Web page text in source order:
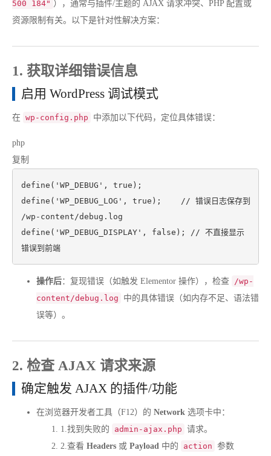
500 184" ），通常与插件/主题的 AJAX 请求冲突、PHP 配置或
资源限制有关。以下是针对性解决方案：
1. 获取详细错误信息
启用 WordPress 调试模式
在 wp-config.php 中添加以下代码，定位具体错误：
php
复制
define ( 'WP_DEBUG' , true
define ( 'WP_DEBUG_LOG' , true );
// 错误日志保存到
/wp-content/debug.log
define ( 'WP_DEBUG_DISPLAY' , false );
// 不直接显示
错误到前端
操作后：复现错误（如触发 Elementor 操作），检查 /wp-
content/debug.log
中的具体错误（如内存不足、语法错
误等）。
2. 检查 AJAX 请求来源
确定触发 AJAX 的插件/功能
在浏览器开发者工具（F12）的 Network 选项卡中：
1.找到失败的 admin-ajax.php 请求。
2.查看 Headers 或 Payload 中的 action 参数